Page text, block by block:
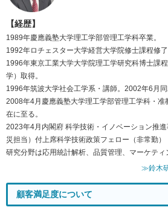
【経歴】
1989年慶應義塾大学理工学部管理工学科卒業。
1992年ロチェスター大学経営大学院修士課程修了
1996年東京工業大学大学院理工学研究科博士課
学）取得。
1996年筑波大学社会工学系・講師。2002年6月同
2008年4月慶應義塾大学理工学部管理工学科・
在に至る。
2023年4月内閣府 科学技術・イノベーション推
災担当）付上席科学技術政策フェロー（非常勤）
研究分野は応用統計解析、品質管理、マーケティ
≫鈴木
顧客満足度について